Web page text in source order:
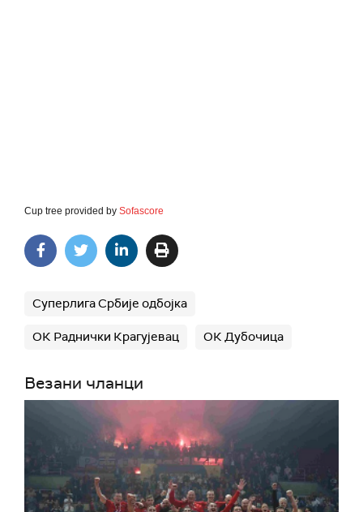
Cup tree provided by Sofascore
Суперлига Србије одбојка
ОК Раднички Крагујевац ОК Дубочица
Везани чланци